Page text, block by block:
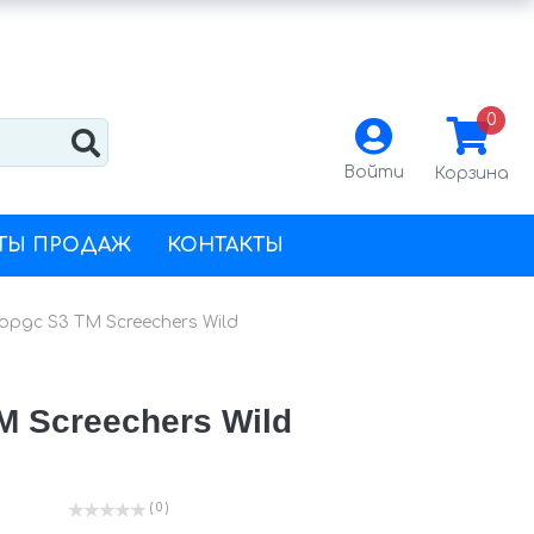
Войти
0
Корзина
ПРОДАЖ КОНТАКТЫ
S3 ТМ Screechers Wild
Screechers Wild
( 0 )